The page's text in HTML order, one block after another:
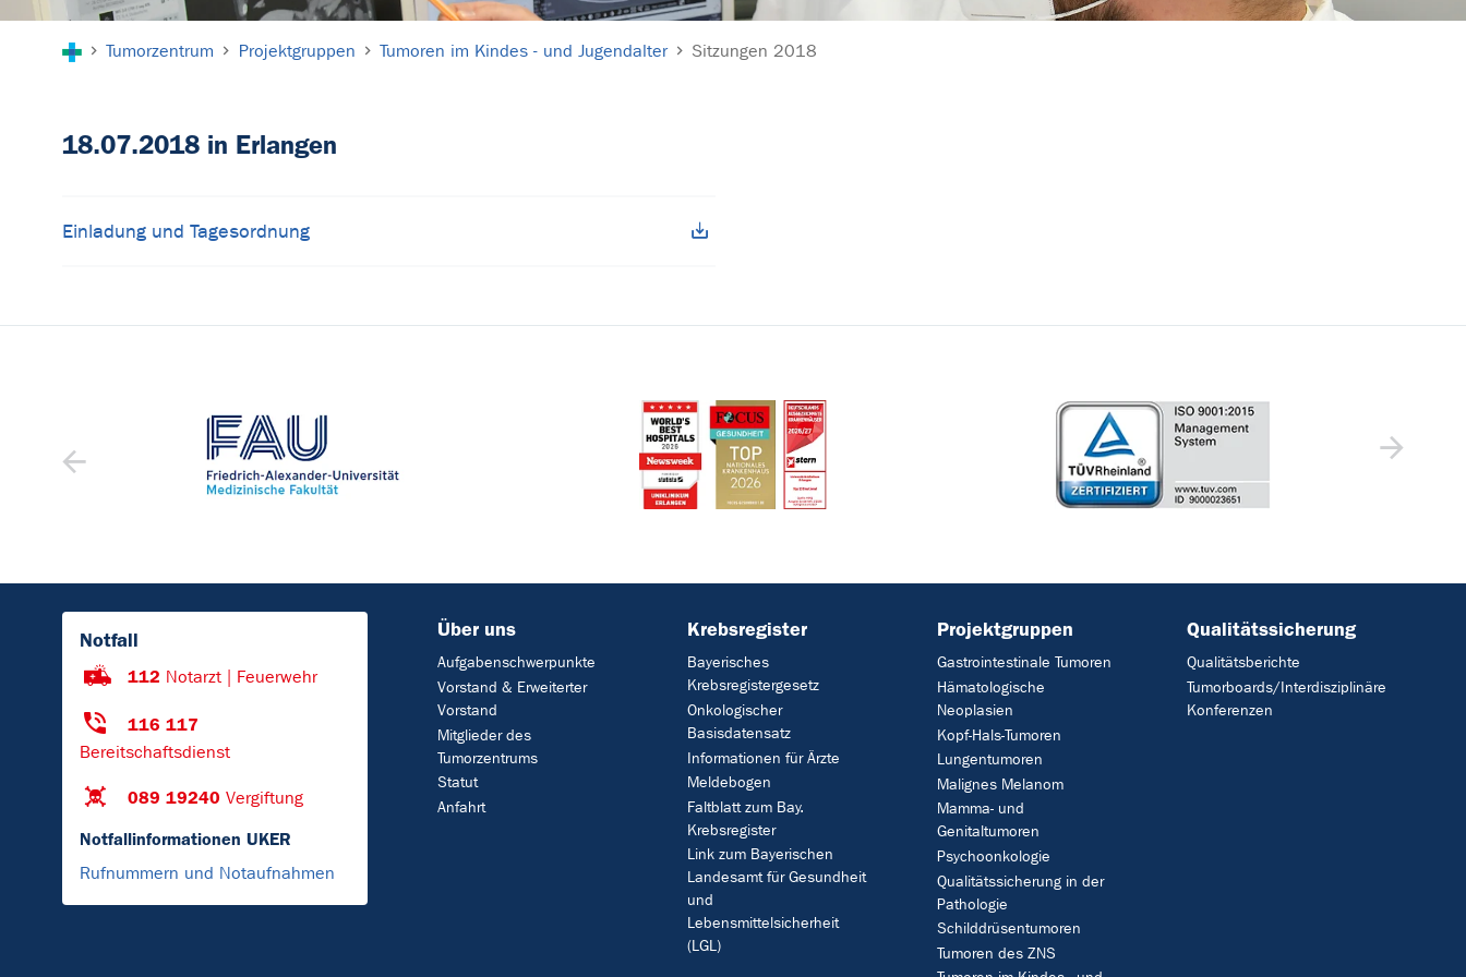
Tumorzentrum Projektgruppen Tumoren im Kindes - und Jugendalter Sitzungen 2018
18.07.2018 in Erlangen
Einladung und Tagesordnung
Notfall
112 Notarzt | Feuerwehr
116 117
Bereitschaftsdienst
089 19240 Vergiftung
Notfallinformationen UKER
Rufnummern und Notaufnahmen
Über uns
Aufgabenschwerpunkte
Vorstand & Erweiterter
Vorstand
Mitglieder des
Tumorzentrums
Statut
Anfahrt
Krebsregister
Bayerisches
Krebsregistergesetz
Onkologischer
Basisdatensatz
Informationen für Ärzte
Meldebogen
Faltblatt zum Bay.
Krebsregister
Link zum Bayerischen
Landesamt für Gesundheit
und
Lebensmittelsicherheit
(LGL)
Projektgruppen
Gastrointestinale Tumoren
Hämatologische
Neoplasien
Kopf-Hals-Tumoren
Lungentumoren
Malignes Melanom
Mamma- und
Genitaltumoren
Psychoonkologie
Qualitätssicherung in der
Pathologie
Schilddrüsentumoren
Tumoren des ZNS
Qualitätssicherung
Qualitätsberichte
Tumorboards/Interdisziplinäre
Konferenzen